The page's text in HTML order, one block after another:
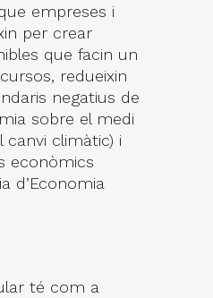
empreses i
per crear
que facin un
redueixin
negatius de
sobre el medi
climàtic) i
econòmics
d’Economia
té com a